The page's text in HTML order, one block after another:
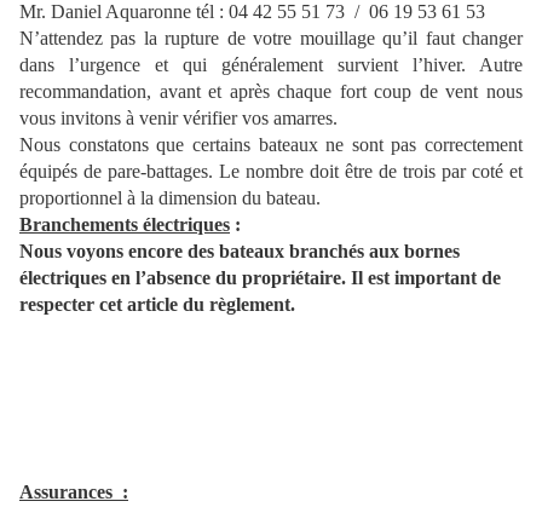
Mr. Daniel Aquaronne tél : 04 42 55 51 73 / 06 19 53 61 53
N’attendez pas la rupture de votre mouillage qu’il faut changer
dans l’urgence et qui généralement survient l’hiver. Autre
recommandation, avant et après chaque fort coup de vent nous
vous invitons à venir vérifier vos amarres.
Nous constatons que certains bateaux ne sont pas correctement
équipés de pare-battages. Le nombre doit être de trois par coté et
proportionnel à la dimension du bateau.
Branchements électriques :
Nous voyons encore des bateaux branchés aux bornes
électriques en l’absence du propriétaire. Il est important de
respecter cet article du règlement.
Assurances :